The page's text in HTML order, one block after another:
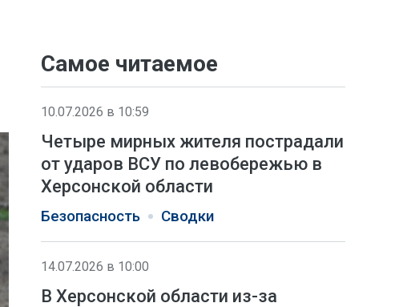
Самое читаемое
10.07.2026 в 10:59
Четыре мирных жителя пострадали
от ударов ВСУ по левобережью в
Херсонской области
Безопасность Сводки
14.07.2026 в 10:00
В Херсонской области из-за